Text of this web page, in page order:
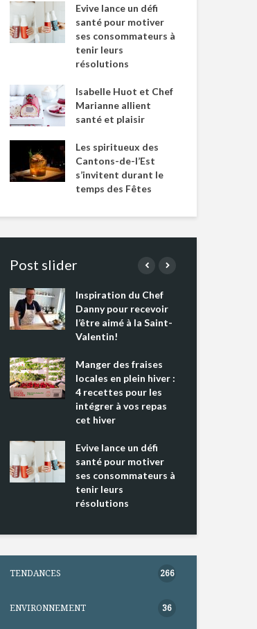
Evive lance un défi
santé pour motiver
ses consommateurs à
tenir leurs
résolutions
Isabelle Huot et Chef
Marianne allient
santé et plaisir
Les spiritueux des
Cantons-de-l’Est
s’invitent durant le
temps des Fêtes
Post slider
Inspiration du Chef
Danny pour recevoir
l’être aimé à la Saint-
Valentin!
Manger des fraises
locales en plein hiver :
4 recettes pour les
intégrer à vos repas
cet hiver
Evive lance un défi
santé pour motiver
ses consommateurs à
tenir leurs
résolutions
TENDANCES 266
ENVIRONNEMENT 36